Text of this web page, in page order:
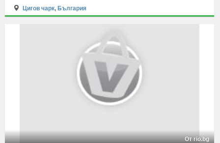
Цигов чарк, България
От rio.bg